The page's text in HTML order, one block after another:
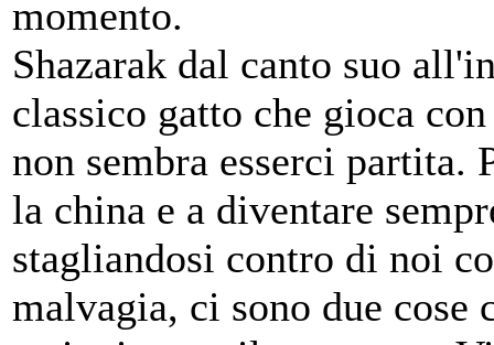
momento.
Shazarak dal canto suo
classico gatto che gioca
non sembra esserci
la china e a diventare
stagliandosi contro di noi
malvagia, ci sono due cose